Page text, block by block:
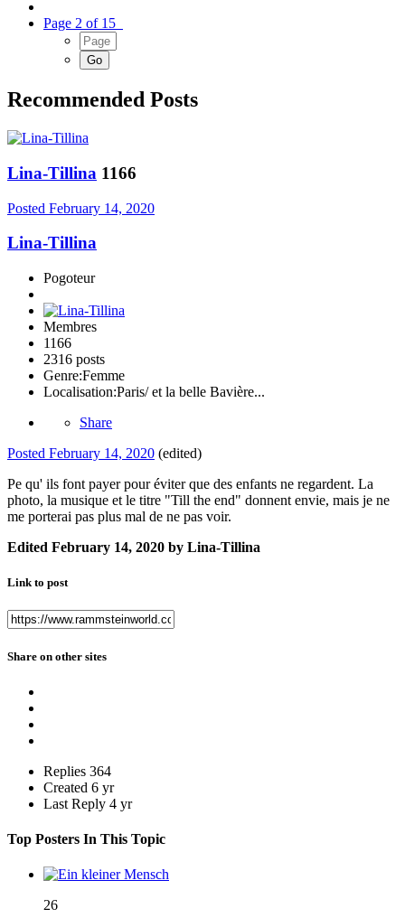
Page 2 of 15
Recommended Posts
Lina-Tillina 1166
Posted February 14, 2020
Lina-Tillina
Pogoteur
Membres
1166
2316 posts
Genre:Femme
Localisation:Paris/ et la belle Bavière...
Share
Posted February 14, 2020 (edited)
Pe qu' ils font payer pour éviter que des enfants ne regardent. La
photo, la musique et le titre "Till the end" donnent envie, mais je ne
me porterai pas plus mal de ne pas voir.
Edited February 14, 2020 by Lina-Tillina
Link to post
Share on other sites
Replies 364
Created 6 yr
Last Reply 4 yr
Top Posters In This Topic
26